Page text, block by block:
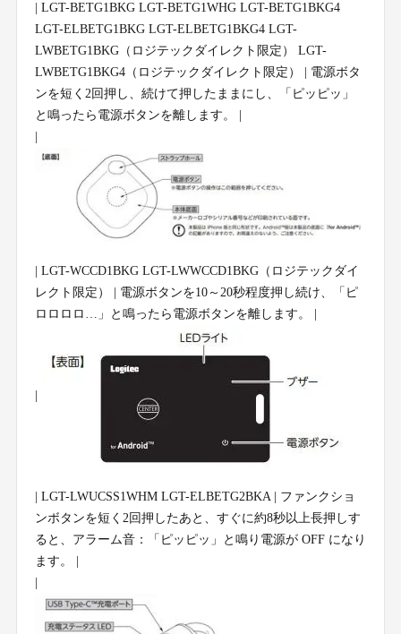
| LGT-BETG1BKG LGT-BETG1WHG LGT-BETG1BKG4
LGT-ELBETG1BKG LGT-ELBETG1BKG4 LGT-
LWBETG1BKG（ロジテックダイレクト限定） LGT-
LWBETG1BKG4（ロジテックダイレクト限定） | 電源ボタ
ンを短く2回押し、続けて押したままにし、「ピッピッ」
と鳴ったら電源ボタンを離します。 |
| LGT-WCCD1BKG LGT-LWWCCD1BKG（ロジテックダイ
レクト限定） | 電源ボタンを10～20秒程度押し続け、「ピ
ロロロロ…」と鳴ったら電源ボタンを離します。 |
| LGT-LWUCSS1WHM LGT-ELBETG2BKA | ファンクショ
ンボタンを短く2回押したあと、すぐに約8秒以上長押しす
ると、アラーム音：「ピッピッ」と鳴り電源が OFF になり
ます。 |